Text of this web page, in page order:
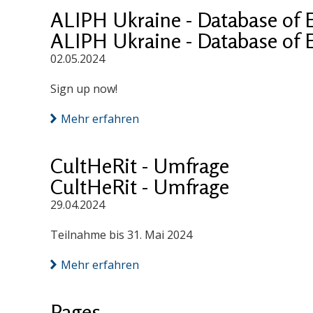
ALIPH Ukraine - Database of
ALIPH Ukraine - Database of
02.05.2024
Sign up now!
Mehr erfahren
CultHeRit - Umfrage
CultHeRit - Umfrage
29.04.2024
Teilnahme bis 31. Mai 2024
Mehr erfahren